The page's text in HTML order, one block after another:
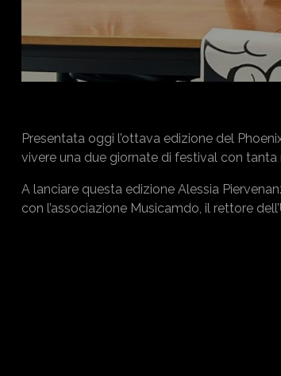
Presentata oggi l’ottava edizione del
vivere una due giornate di festival con
A lanciare questa edizione Alessia
con l’associazione Musicamdo, il rettore